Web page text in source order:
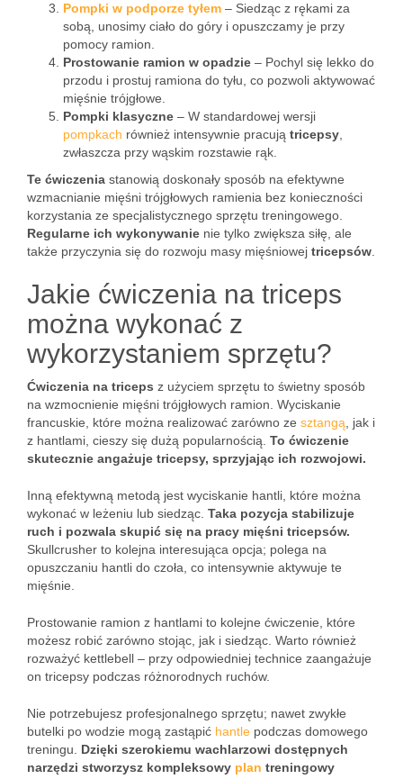
Pompki w podporze tyłem – Siedząc z rękami za
sobą, unosimy ciało do góry i opuszczamy je przy
pomocy ramion.
Prostowanie ramion w opadzie – Pochyl się lekko do
przodu i prostuj ramiona do tyłu, co pozwoli aktywować
mięśnie trójgłowe.
Pompki klasyczne – W standardowej wersji
pompkach również intensywnie pracują tricepsy
zwłaszcza przy wąskim rozstawie rąk.
Te ćwiczenia stanowią doskonały sposób na efektywne
wzmacnianie mięśni trójgłowych ramienia bez konieczności
korzystania ze specjalistycznego sprzętu treningowego.
Regularne ich wykonywanie nie tylko zwiększa siłę, ale
także przyczynia się do rozwoju masy mięśniowej tricepsów
Jakie ćwiczenia na triceps
można wykonać z
wykorzystaniem sprzętu?
Ćwiczenia na triceps z użyciem sprzętu to świetny sposób
na wzmocnienie mięśni trójgłowych ramion. Wyciskanie
francuskie, które można realizować zarówno ze sztangą , jak i
z hantlami, cieszy się dużą popularnością. To ćwiczenie
skutecznie angażuje tricepsy, sprzyjając ich rozwojowi.
Inną efektywną metodą jest wyciskanie hantli, które można
wykonać w leżeniu lub siedząc. Taka pozycja stabilizuje
ruch i pozwala skupić się na pracy mięśni tricepsów.
Skullcrusher to kolejna interesująca opcja; polega na
opuszczaniu hantli do czoła, co intensywnie aktywuje te
mięśnie.
Prostowanie ramion z hantlami to kolejne ćwiczenie, które
możesz robić zarówno stojąc, jak i siedząc. Warto również
rozważyć kettlebell – przy odpowiedniej technice zaangażuje
on tricepsy podczas różnorodnych ruchów.
Nie potrzebujesz profesjonalnego sprzętu; nawet zwykłe
butelki po wodzie mogą zastąpić hantle podczas domowego
treningu. Dzięki szerokiemu wachlarzowi dostępnych
narzędzi stworzysz kompleksowy plan treningowy